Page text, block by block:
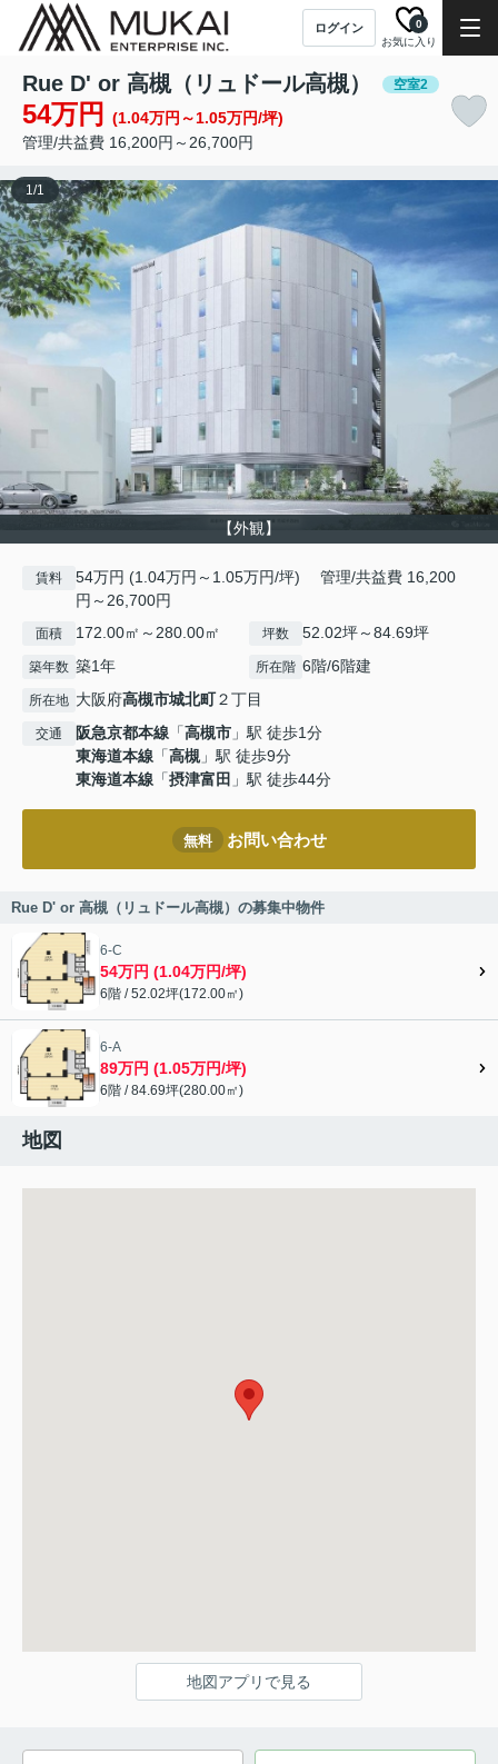
ログイン
お気に入り
0
Rue D' or 高槻（リュドール高槻） 空室2
54万円
(1.04万円～1.05万円/坪)
管理/共益費 16,200円～26,700円
【外観】
1/1
賃料
54万円 (1.04万円～1.05万円/坪) 管理/共益費 16,200
円～26,700円
面積 172.00㎡～280.00㎡ 坪数 52.02坪～84.69坪
築年数 築1年 所在階 6階/6階建
所在地 大阪府高槻市城北町２丁目
交通 阪急京都本線 「高槻市 」駅 徒歩1分
東海道本線 「高槻 」駅 徒歩9分
東海道本線 「摂津富田 」駅 徒歩44分
無料 お問い合わせ
Rue D' or 高槻（リュドール高槻）の募集中物件
6-C
54万円 (1.04万円/坪)
6階 / 52.02坪(172.00㎡)
6-A
89万円 (1.05万円/坪)
6階 / 84.69坪(280.00㎡)
地図
地図アプリで見る